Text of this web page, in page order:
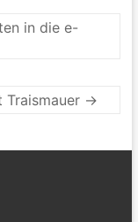
in die e-
Traismauer →